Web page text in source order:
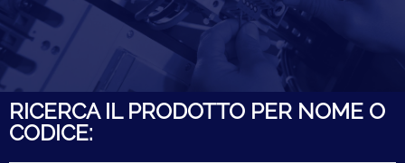
RICERCA IL PRODOTTO PER NOME O
CODICE: